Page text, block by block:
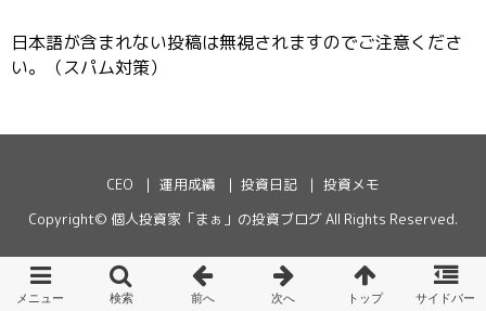
日本語が含まれない投稿は無視されますのでご注意くださ
い。（スパム対策）
CEO 運用成績 投資日記
投資メモ
Copyright© 個人投資家「まぁ」の投資ブログAll Rights Reserved.